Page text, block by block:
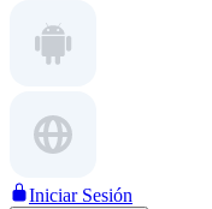
Iniciar Sesión